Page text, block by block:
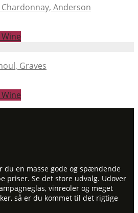
Anderson
Graves
du en masse gode og spændende
priser. Se det store udvalg. Udover
vinreoler og meget
så er du kommet til det rigtige